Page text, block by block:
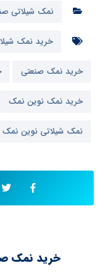
نمک شیلاتی
خرید نمک
خرید نمک صنعتی
خرید نمک نوین نمک
نمک شیلاتی نوین نمک
خرید نمک